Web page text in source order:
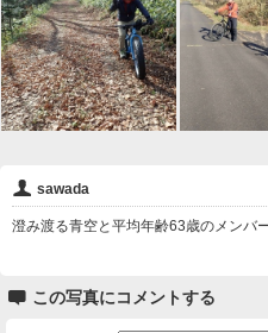
👤 sawada
澄み渡る青空と平均年齢63歳のメンバ
 この写真にコメントする